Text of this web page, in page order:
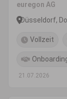
euregon AG
Düsseldorf,
Vollzeit
21.07.2026